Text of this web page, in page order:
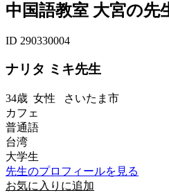
中国語教室 大宮の先
ID 290330004
ナリタ ミキ先生
34歳 女性 さいたま市
カフェ
普通語
台湾
大学生
先生のプロフィールを見る
お気に入りに追加